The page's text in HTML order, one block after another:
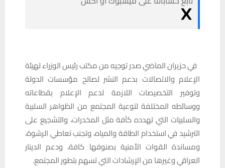
في حزيران الماضي صدر توجيه من مكتب رئيس الوزراء لهيئة
الإعلام والاتصالات بدعم النشر لصالح مؤسسات الدولة
وتوفير التخصيصات اللازمة لدعم الإعلام بقطاعاته
ووسائطه المختلفة لتوعية المجتمع من الظواهر السلبية
والسلبيات التي تهدده كآفة مثل المخدرات، والتشجيع على
الترشيد في استخدام الطاقة والمياه، وتجنب تعاطي الرشوة،
ومساندة القوات الأمنية بصنوفها كافة، ودعم الدينار
العراقي وغيرها من الإرشادات التي تسهم بتطور المجتمع.